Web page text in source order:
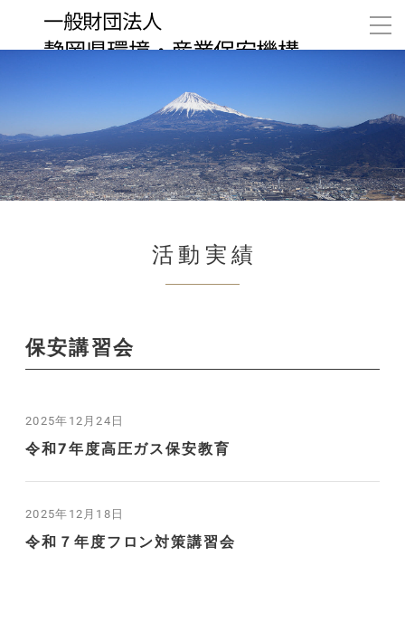
活動実績
保安講習会
2025年12月24日
令和7年度高圧ガス保安教育
2025年12月18日
令和７年度フロン対策講習会